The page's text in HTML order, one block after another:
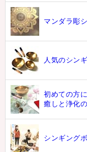
マンダラ彫
人気のシン
初めての方
癒しと浄化
シンギング